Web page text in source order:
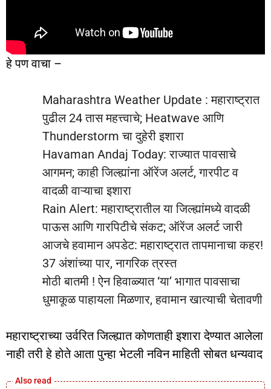
हे पण वाचा –
Maharashtra Weather Update : महाराष्ट्रात
पुढील 24 तास महत्त्वाचे; Heatwave आणि
Thunderstorm चा दुहेरी इशारा
Havaman Andaj Today: राज्यात पावसाचे
आगमन; काही जिल्ह्यांना ऑरेंज अलर्ट, गारपीट व
वादळी वाऱ्याचा इशारा
Rain Alert: महाराष्ट्रातील या जिल्ह्यांमध्ये वादळी
पाऊस आणि गारपिटीचे संकट; ऑरेंज अलर्ट जारी
आजचे हवामान अपडेट: महाराष्ट्रात तापमानाचा कहर!
37 अंशांच्या पार, नागरिक त्रस्त
मोठी बातमी ! ऐन हिवाळ्यात ‘या’ भागात पावसाचा
धुमाकूळ पाहायला मिळणार, हवामान खात्याची चेतावणी
महाराष्ट्राच्या उर्वरित जिल्ह्यात कोणताही इशारा देण्यात आलेला
नाही तरी हे होते आता पुन्हा भेटली नविन माहिती सोबत धन्यवाद